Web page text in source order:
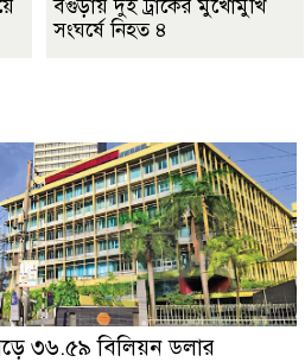
বগুড়ায় দুই ট্রাকের মুখোমুখি
সংঘর্ষে নিহত ৪
৩৬.৫৯ বিলিয়ন ডলার